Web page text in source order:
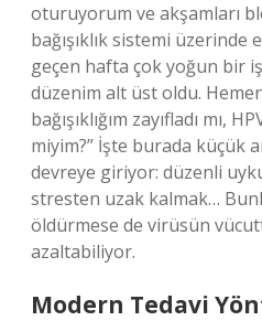
oturuyorum ve akşamları
bağışıklık sistemi üzerinde
geçen hafta çok yoğun bir
düzenim alt üst oldu.
bağışıklığım zayıfladı mı,
miyim?” İşte burada küçük
devreye giriyor: düzenli
stresten uzak kalmak…
öldürmese de virüsün
azaltabiliyor.
Modern Tedavi